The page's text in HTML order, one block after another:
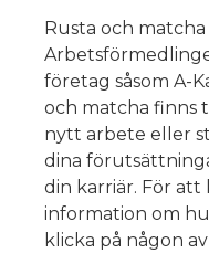
Rusta och
företag såsom A-
och matcha finns
nytt arbete eller
dina
din karriär. För
information om
klicka på någon